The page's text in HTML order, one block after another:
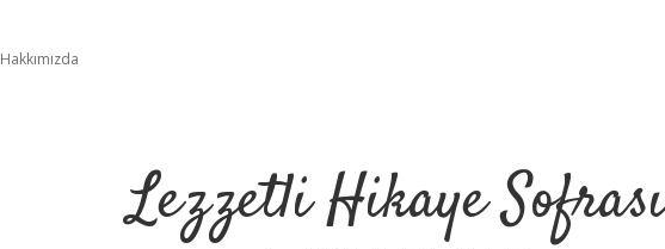
Hakkımızda
Lezzetli Hikaye Sofrası